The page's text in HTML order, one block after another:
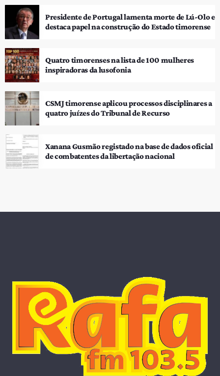
Presidente de Portugal lamenta morte de Lú-Olo e
destaca papel na construção do Estado timorense
Quatro timorenses na lista de 100 mulheres
inspiradoras da lusofonia
CSMJ timorense aplicou processos disciplinares a
quatro juízes do Tribunal de Recurso
Xanana Gusmão registado na base de dados oficial
de combatentes da libertação nacional